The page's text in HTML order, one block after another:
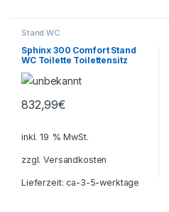
Stand WC
Sphinx 300 Comfort Stand
WC Toilette Toilettensitz
Toilettenschüssel
832,99€
inkl. 19 % MwSt.
zzgl.Versandkosten
Lieferzeit:ca-3-5-werktage